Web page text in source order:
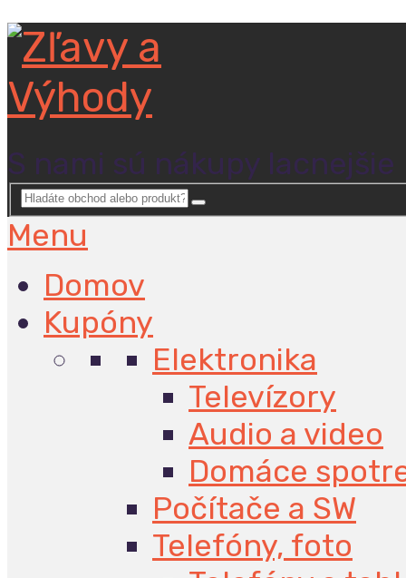
S nami sú nákupy lacnejšie
Menu
Domov
Kupóny
Elektronika
Televízory
Audio a video
Domáce
Počítače a SW
Telefóny, foto